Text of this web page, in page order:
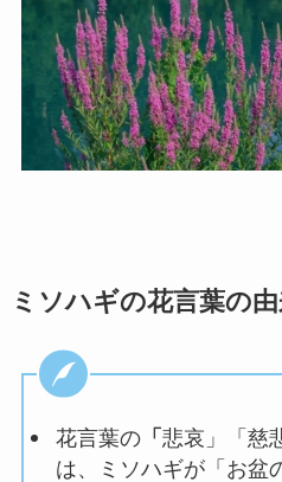
ミソハギの花言葉の
花言葉の「 悲哀」「慈
は、ミソハギが「お盆